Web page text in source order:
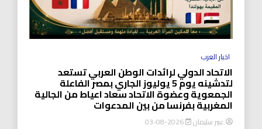
اخبار العرب
الاتحاد الدولي لرائدات الوطن العربي تستعد
لتدشينه يوم 5 يوليوز الجاري بمصر الفاعلة
الجمعوية وعضوة الاتحاد سعاد اعياط من الجالية
المغربية بفرنسا من بين المدعوات
عبير سليمان 2026-08-03